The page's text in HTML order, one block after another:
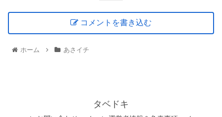
コメントを書き込む
ホーム あさイチ
タベドキ